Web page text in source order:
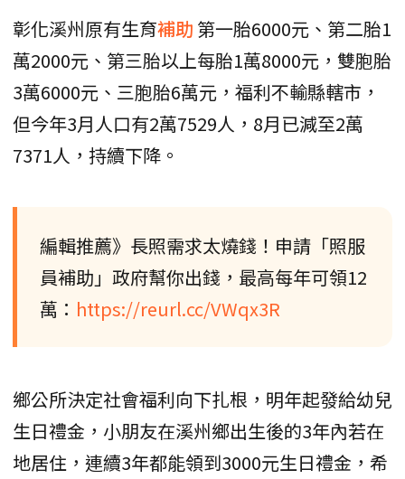
彰化溪州原有生育補助 第一胎6000元、第二胎1
萬2000元、第三胎以上每胎1萬8000元，雙胞胎
3萬6000元、三胞胎6萬元，福利不輸縣轄市，
但今年3月人口有2萬7529人，8月已減至2萬
7371人，持續下降。
編輯推薦》長照需求太燒錢！申請「照服
員補助」政府幫你出錢，最高每年可領12
萬： https://reurl.cc/VWqx3R
鄉公所決定社會福利向下扎根，明年起發給幼兒
生日禮金，小朋友在溪州鄉出生後的3年內若在
地居住，連續3年都能領到3000元生日禮金，希